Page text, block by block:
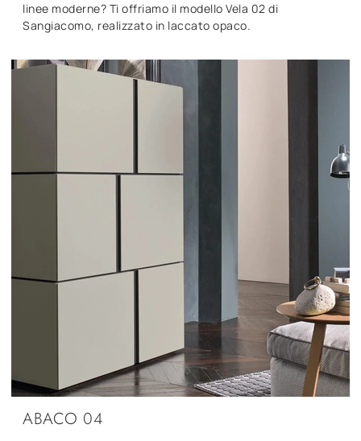
linee moderne? Ti offriamo il modello Vela 02 di
Sangiacomo, realizzato in laccato opaco.
ABACO 04